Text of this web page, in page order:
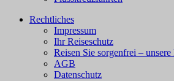
Rechtliches
Impressum
Ihr Reiseschutz
Reisen Sie sorgenfrei –
AGB
Datenschutz